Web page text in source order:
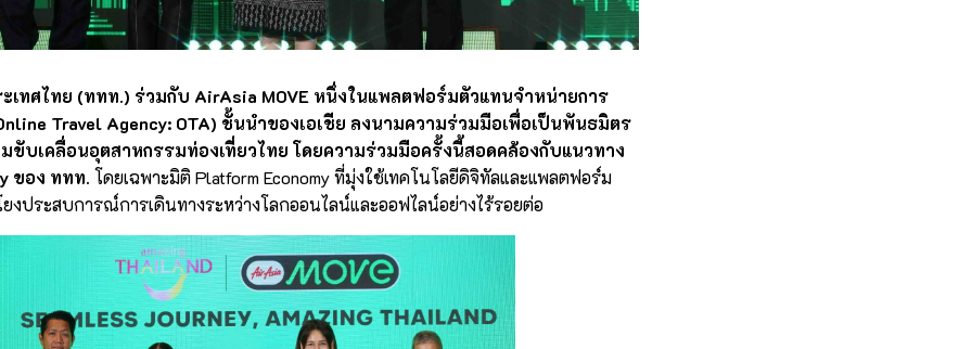
เทศไทย (ททท.) ร่วมกับ AirAsia MOVE หนึ่งในแพลตฟอร์มตัวแทนจำหน่ายการ
Travel Agency: OTA) ชั้นนำของเอเชีย ลงนามความร่วมมือเพื่อเป็นพันธมิตร
ขับเคลื่อนอุตสาหกรรมท่องเที่ยวไทย โดยความร่วมมือครั้งนี้สอดคล้องกับแนวทาง
ของ ททท. โดยเฉพาะมิติ Platform Economy ที่มุ่งใช้เทคโนโลยีดิจิทัลและแพลตฟอร์ม
งประสบการณ์การเดินทางระหว่างโลกออนไลน์และออฟไลน์อย่างไร้รอยต่อ